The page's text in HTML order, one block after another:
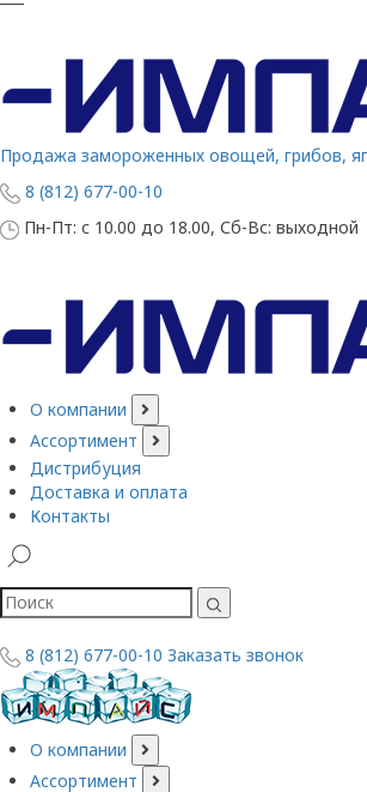
Продажа замороженных овощей, грибов,
8 (812) 677-00-10
Пн-Пт: с 10.00 до 18.00, Сб-Вс: выходной
О компании
Ассортимент
Дистрибуция
Доставка и оплата
Контакты
8 (812) 677-00-10 Заказать звонок
О компании
Ассортимент